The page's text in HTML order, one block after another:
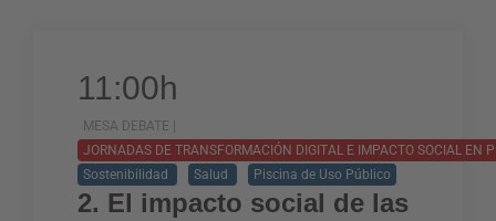
11:00h
MESA DEBATE |
JORNADAS DE TRANSFORMACIÓN DIGITAL E IMPACTO SOCIAL EN
Sostenibilidad
Salud Piscina de Uso Público
2. El impacto social de las